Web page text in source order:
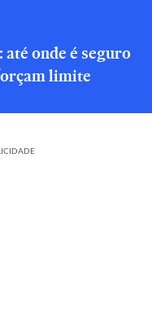
onde é seguro
limite